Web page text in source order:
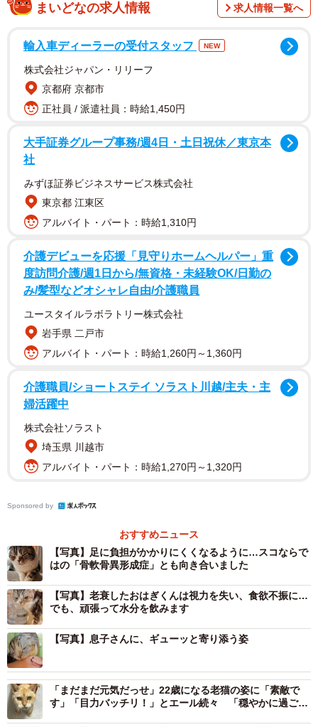
おはぎくんは寿命を全うし、18歳で天国へ。一緒に過ごし
た日々には、かけがえのない思い出が溢れていました。
ペットショップで見かけた成猫が夢に出てきて…
出会いは、とあるペットショップ。偶然、通りかかった
ィッシュフォールドに目を奪われました。他のショーケー
スは子猫や子犬がおり、おはぎくんは目立っていたそう。
18年前のおはぎくん
その日はそのまま帰宅したものの、2週間ほど経った頃、突
然夢におはぎくんが登場。なんとなく気になり、再びペッ
トショップへ行くと、おはぎくんは3度目の値引きをされて
いました。
「夕方まで売れなかったら他の子を購入したお客様が一緒
に引き取ることを聞き、お迎えを即決しました」
まいどなの求人情報 求人情報一覧へ
輸入車ディーラーの受付スタッフ NEW
株式会社ジャパン・リリーフ
京都府 京都市
正社員 / 派遣社員：時給1,450円
大手証券グループ事務/週4日・土日祝休／東京本
社
みずほ証券ビジネスサービス株式会社
東京都 江東区
アルバイト・パート：時給1,310円
介護デビューを応援「見守りホームヘルパー」重
度訪問介護/週1日から/無資格・未経験OK/日勤の
み/髪型などオシャレ自由/介護職員
ユースタイルラボラトリー株式会社
岩手県 二戸市
アルバイト・パート：時給1,260円～1,360円
介護職員/ショートステイ ソラスト川越/主夫・主
婦活躍中
株式会社ソラスト
埼玉県 川越市
アルバイト・パート：時給1,270円～1,320円
Sponsored by
おすすめニュース
【写真】足に負担がかかりにくくなるように…スコならで
はの「骨軟骨異形成症」とも向き合いました
【写真】老衰したおはぎくんは視力を失い、食欲不振に…
でも、頑張って水分を飲みます
【写真】息子さんに、ギューッと寄り添う姿
「まだまだ元気だっせ」22歳になる老猫の姿に「素敵で
す」「目力バッチリ！」とエール続々 「穏やかに過ごさ